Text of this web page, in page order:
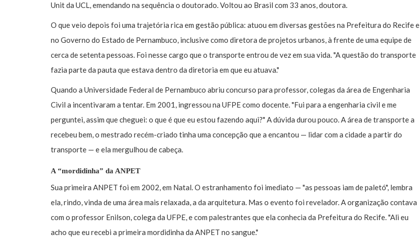
Unit da UCL, emendando na sequência o doutorado. Voltou ao Brasil com 33 anos, doutora.
O que veio depois foi uma trajetória rica em gestão pública: atuou em diversas gestões na Prefeitura do Recife e
no Governo do Estado de Pernambuco, inclusive como diretora de projetos urbanos, à frente de uma equipe de
cerca de setenta pessoas. Foi nesse cargo que o transporte entrou de vez em sua vida. "A questão do transporte
fazia parte da pauta que estava dentro da diretoria em que eu atuava."
Quando a Universidade Federal de Pernambuco abriu concurso para professor, colegas da área de Engenharia
Civil a incentivaram a tentar. Em 2001, ingressou na UFPE como docente. "Fui para a engenharia civil e me
perguntei, assim que cheguei: o que é que eu estou fazendo aqui?" A dúvida durou pouco. A área de transporte a
recebeu bem, o mestrado recém-criado tinha uma concepção que a encantou — lidar com a cidade a partir do
transporte — e ela mergulhou de cabeça.
A “mordidinha” da ANPET
Sua primeira ANPET foi em 2002, em Natal. O estranhamento foi imediato — "as pessoas iam de paletó", lembra
ela, rindo, vinda de uma área mais relaxada, a da arquitetura. Mas o evento foi revelador. A organização contava
com o professor Enilson, colega da UFPE, e com palestrantes que ela conhecia da Prefeitura do Recife. "Ali eu
acho que eu recebi a primeira mordidinha da ANPET no sangue."